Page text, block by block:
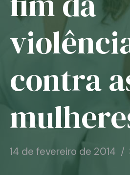
Notícias
Associe-se
contra
14 de fevereiro de 2014